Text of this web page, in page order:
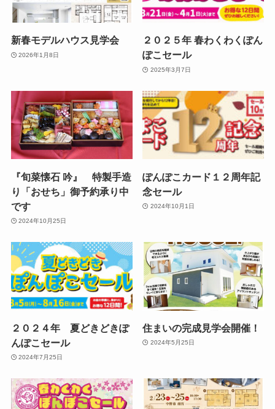
新春モデルハウス見学会
2026年1月8日
２０２５年 春わくわくぽん
ぽこセール
2025年3月7日
『旬菜懐石 吟』 特製手造
り「おせち」御予約承り中
です
2024年10月25日
ぽんぽこカード１２周年記
念セール
2024年10月1日
２０２４年 夏どきどきぽ
んぽこセール
2024年7月25日
住まいの完成見学会開催！
2024年5月25日